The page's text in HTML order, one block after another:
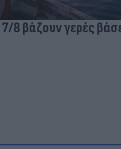
8 βάζουν γερές